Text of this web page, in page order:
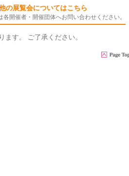
の展覧会についてはこちら
開催者・開催団体へお問い合わせください。
す。 ご了承ください。